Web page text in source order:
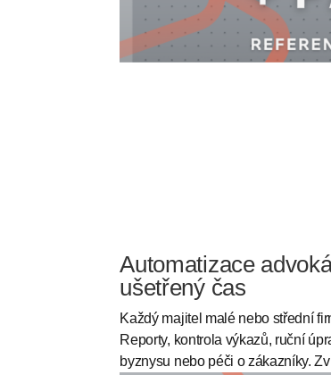
Automatizace
ušetřený čas
Každý majitel malé nebo střední
Reporty, kontrola výkazů, ruční
byznysu nebo péči o zákazníky.